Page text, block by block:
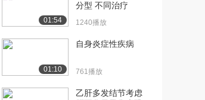
[16] 呼吸系统疾病：第9节
呼吸衰竭2
01:54
分型 不同治疗
1240播放
01:10
自身炎症性疾病
761播放
乙肝多发结节考虑